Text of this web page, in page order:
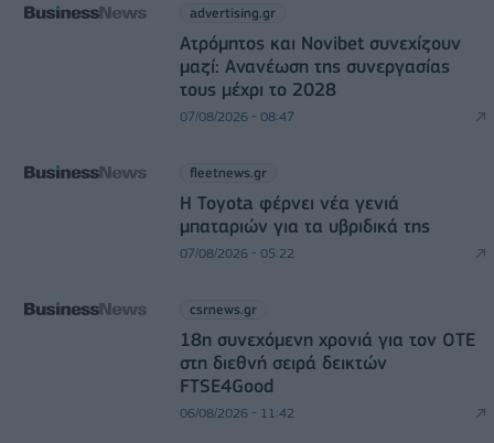
advertising.gr
Ατρόμητος και Novibet συνεχίζουν
μαζί: Ανανέωση της συνεργασίας
τους μέχρι το 2028
07/08/2026 - 08:47
fleetnews.gr
Η Toyota φέρνει νέα γενιά
μπαταριών για τα υβριδικά της
07/08/2026 - 05:22
csrnews.gr
18η συνεχόμενη χρονιά για τον ΟΤΕ
στη διεθνή σειρά δεικτών
FTSE4Good
06/08/2026 - 11:42